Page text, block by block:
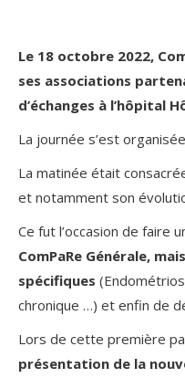
Le 18 octobre 2022,
ses associations
d’échanges à l’hôpital
La journée s’est
La matinée était
et notamment son
Ce fut l’occasion de faire
ComPaRe Générale,
spécifiques
chronique …) et enfin de
Lors de cette première
présentation de la